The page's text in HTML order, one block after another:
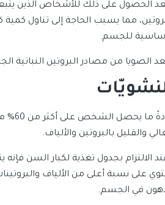
الحصول على ذلك للأشخاص الذين
مما يسبب الحاجة إلى تناول
للجسم.
الصويا من مصادر البروتين النباتية
والقليل بالبروتين والألياف.
الالتزام بجدول تغذية لكبار السن
على نسبة أعلى من الألياف
في الجسم.